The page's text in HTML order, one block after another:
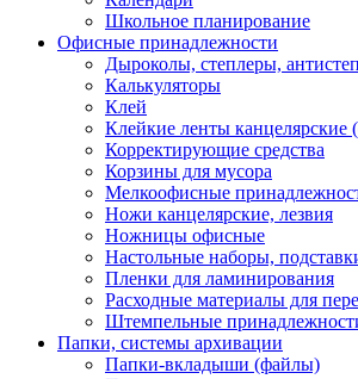
Школьное планирование
Офисные принадлежности
Дыроколы, степлеры,
Калькуляторы
Клей
Клейкие ленты канцелярские
Корректирующие средства
Корзины для мусора
Мелкоофисные
Ножи канцелярские, лезвия
Ножницы офисные
Настольные наборы,
Пленки для ламинирования
Расходные материалы для
Штемпельные
Папки, системы архивации
Папки-вкладыши (файлы)